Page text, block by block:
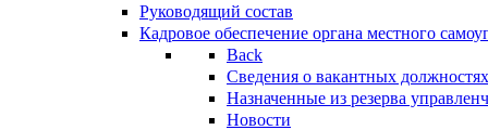
Руководящий состав
Кадровое обеспечение органа местного
Back
Сведения о вакантных
Назначенные из резерва
Новости